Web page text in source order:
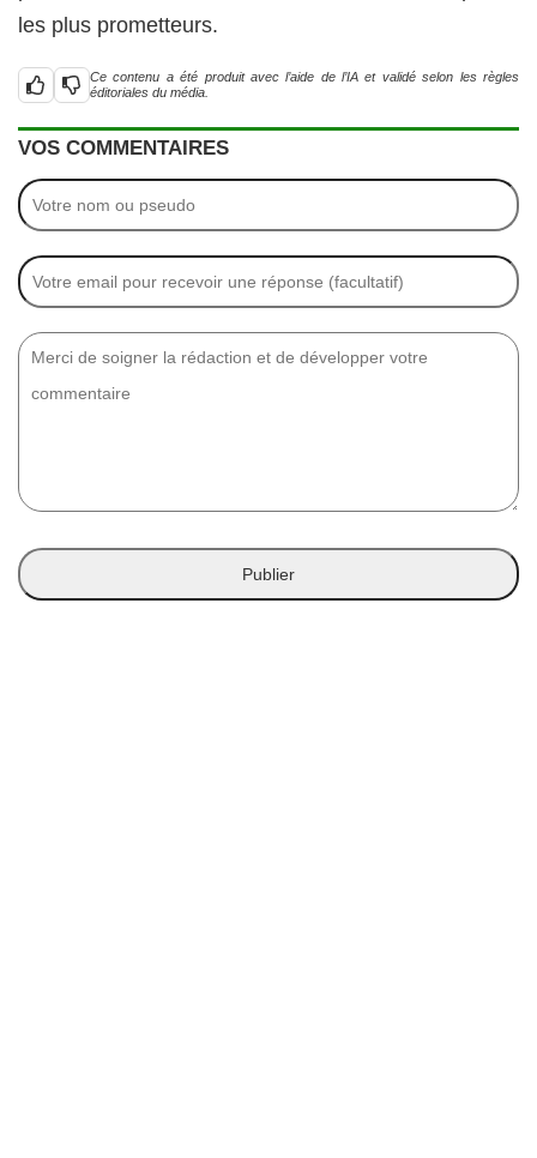
les plus prometteurs.
Ce contenu a été produit avec l’aide de l’IA et validé selon les règles
éditoriales du média.
VOS COMMENTAIRES